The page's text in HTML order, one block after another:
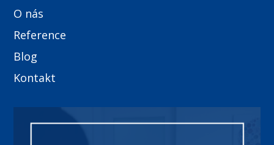
O nás
Reference
Blog
Kontakt